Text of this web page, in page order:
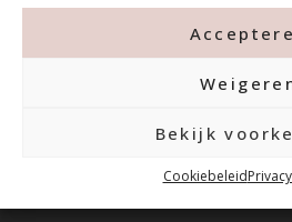
Bekijk
Cookiebeleid
Betalen &
Gratis verzending v.a. €100,- excl. btw
(Op maandag, dinsdag, donderdag &